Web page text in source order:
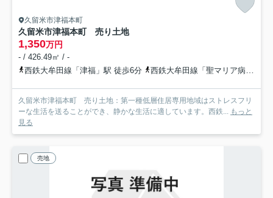
久留米市津福本町
久留米市津福本町 売り土地
1,350万円
- / 426.49㎡ / -
西鉄大牟田線「津福」駅 徒歩6分
西鉄大牟田線「聖マリア病院前」駅 徒歩17分
久留米市津福本町 売り土地：第一種低層住居専用地域はストレスフリ
ーな生活を送ることができ、静かな生活に適しています。西鉄... もっと
見る
売地